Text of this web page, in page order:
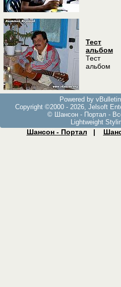
Тест
альбом
Тест
альбом
Powered by
Copyright ©2000 - 2026, Jelsoft
© Шансон - Портал -
Lightweight
Шансон - Портал |